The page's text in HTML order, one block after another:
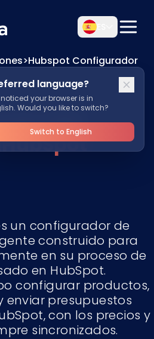
language?
your browser is in
Would you like to switch?
Switch to English
>Hubspot Configurador
CPQ
un configurador de
construido para
en su proceso de
en HubSpot.
configurar productos,
enviar presupuestos
con los precios y
sincronizados.